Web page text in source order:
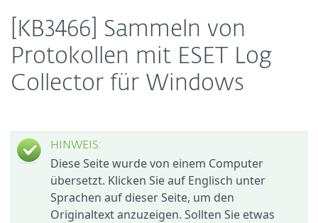
[KB3466] Sammeln von
Protokollen mit ESET Log
Collector für Windows
HINWEIS:
Diese Seite wurde von einem Computer
übersetzt. Klicken Sie auf Englisch unter
Sprachen auf dieser Seite, um den
Originaltext anzuzeigen. Sollten Sie etwas